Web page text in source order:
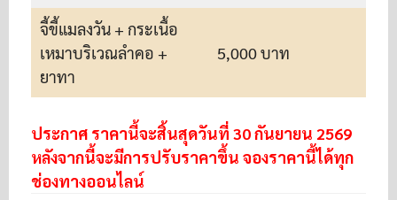
จี้ขี้แมลงวัน + กระเนื้อ
เหมาบริเวณลำคอ +
ยาทา
5,000 บาท
ประกาศ ราคานี้จะสิ้นสุดวันที่ 30 กันยายน 2569
หลังจากนี้จะมีการปรับราคาขึ้น จองราคานี้ได้ทุก
ช่องทางออนไลน์